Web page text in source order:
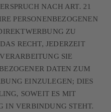
NACH ART. 21
PERSONENBEZOGENEN
ZU
RECHT, JEDERZEIT
SIE
DATEN ZUM
EINZULEGEN; DIES
SOWEIT ES MIT
IN VERBINDUNG STEHT.